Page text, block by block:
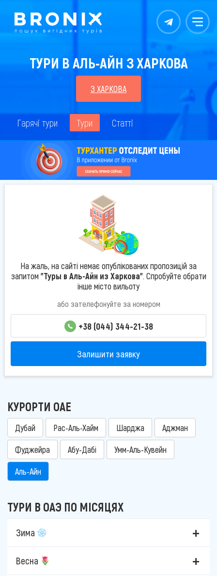
Контакты Меню
ТУРИ В АЛЬ-АЙН З ХАРКОВА
З ХАРКОВА
Гарячі тури Тури Статті
На жаль, на сайті немає опублікованих пропозицій за
запитом "Туры в Аль-Айн из Харкова". Спробуйте обрати
інше місто вильоту
або зателефонуйте за номером
+38 (044) 344-21-38
Залишити заявку
КУРОРТИ ОАЕ
Дубай Рас-Аль-Хайм Шарджа Аджман
Фуджейра Абу-Дабі Умм-Аль-Кувейн
Аль-Айн
ТУРИ В ОАЭ ПО МІСЯЦЯХ
Зима
Весна